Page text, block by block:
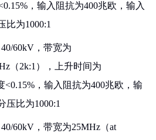
，输入阻抗为400兆欧，输入
比为1000:1
60kV，带宽为
（2k:1），上升时间为
<0.15%，输入阻抗为400兆欧，输
压比为1000:1
60kV，带宽为25MHz（at